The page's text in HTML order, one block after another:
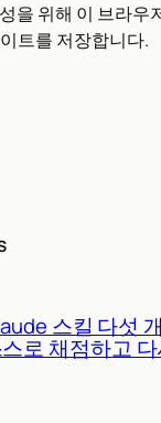
을 위해 이 브라우
트를 저장합니다.
스킬 다섯
로 채점하고 다